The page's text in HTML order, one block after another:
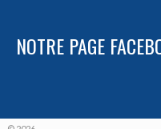
NOTRE PAGE